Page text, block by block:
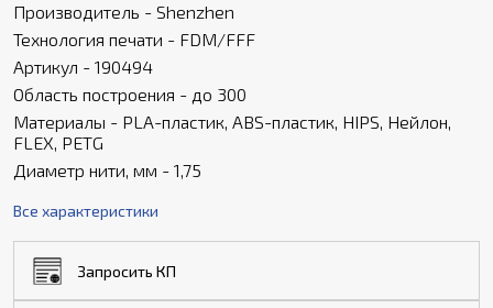
Производитель - Shenzhen
Технология печати - FDM/FFF
Артикул - 190494
Область построения - до 300
Материалы - PLA-пластик, ABS-пластик, HIPS, Нейлон,
FLEX, PETG
Диаметр нити, мм - 1,75
Все характеристики
Запросить КП